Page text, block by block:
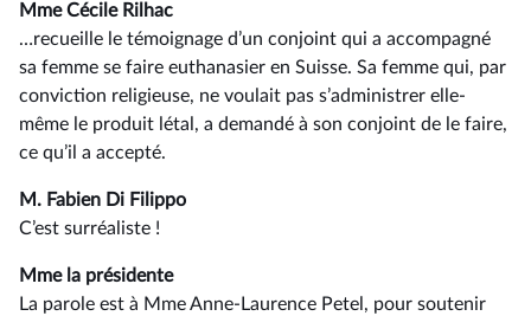
Mme Cécile Rilhac
…recueille le témoignage d’un conjoint qui a accompagné
sa femme se faire euthanasier en Suisse. Sa femme qui, par
conviction religieuse, ne voulait pas s’administrer elle-
même le produit létal, a demandé à son conjoint de le faire,
ce qu’il a accepté.
M. Fabien Di Filippo
C’est surréaliste !
Mme la présidente
La parole est à Mme Anne-Laurence Petel, pour soutenir